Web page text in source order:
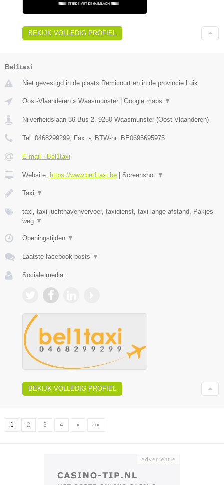
BEKIJK VOLLEDIG PROFIEL
Bel1taxi
Niet gevestigd in de plaats Remicourt en in de provincie Luik.
Oost-Vlaanderen » Waasmunster Google maps ▼
Nijverheidslaan 36 Bus 2, 9250 Waasmunster (Oost-Vlaanderen)
Tel: 0468299299, Fax: -, BTW-nr: BE0695695975
E-mail › Bel1taxi
Website: https://www.bel1taxi.be Screenshot ▼
Taxi ▼
taxi, taxi luchthavenvervoer, taxidienst, taxi lange afstand, Pakjes
weg ▼
Openingstijden ▼
Laatste facebook posts ▼
Sociale media:
BEKIJK VOLLEDIG PROFIEL
1 2 3 4 » »»